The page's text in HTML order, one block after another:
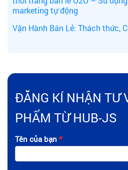
marketing tự động
Vận Hành Bán Lẻ: Thách thức,
ĐĂNG KÍ NHẬN TƯ
PHẨM TỪ HUB-JS
Tên của bạn